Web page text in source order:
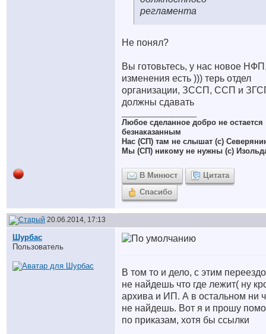
регламента
Не понял?
Вы готовьтесь, у нас новое
изменения есть ))) терь отдел
организации, ЗССП, ССП и
должны сдавать
Любое сделанное добро не остается
безнаказанным
Нас (СП) там не слышат (с)
Мы (СП) никому не нужны (с)
В Минюст
Цитата
Спасибо
20.06.2014, 17:13
Шурбас
Пользователь
В том то и дело, с этим
не найдешь что где лежит( ну
архива и ИП. А в остальном ни
не найдешь. Вот я и прошу
по приказам, хотя бы ссылки